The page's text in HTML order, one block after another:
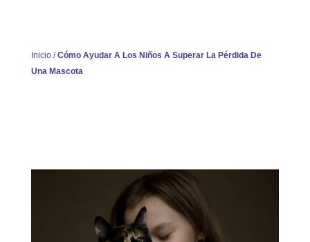
Inicio/Cómo Ayudar A Los Niños A Superar La Pérdida De
Una Mascota